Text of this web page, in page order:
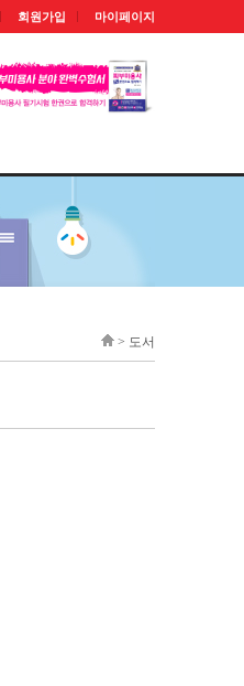
회원가입 마이페이지
> 도서